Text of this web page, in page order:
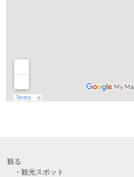
観る
観光スポット